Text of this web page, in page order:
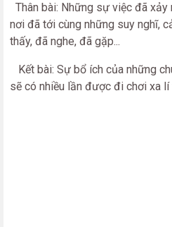
Thân bài: Những sự việc đã
nơi đã tới cùng những suy nghĩ,
thấy, đã nghe, đã gặp...
Kết bài: Sự bổ ích của những
sẽ có nhiều lần được đi chơi xa lí